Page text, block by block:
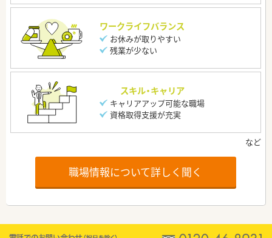
ワークライフバランス
お休みが取りやすい
残業が少ない
スキル・キャリア
キャリアアップ可能な職場
資格取得支援が充実
職場情報について詳しく聞く